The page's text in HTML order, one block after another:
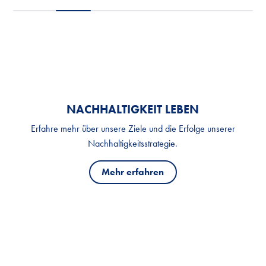
NACHHALTIGKEIT LEBEN
Erfahre mehr über unsere Ziele und die Erfolge unserer
Nachhaltigkeitsstrategie.
Mehr erfahren